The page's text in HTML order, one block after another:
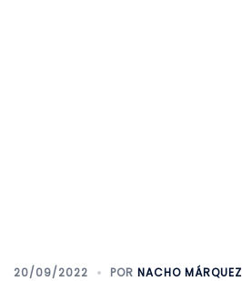
20/09/2022 POR NACHO MÁRQUEZ